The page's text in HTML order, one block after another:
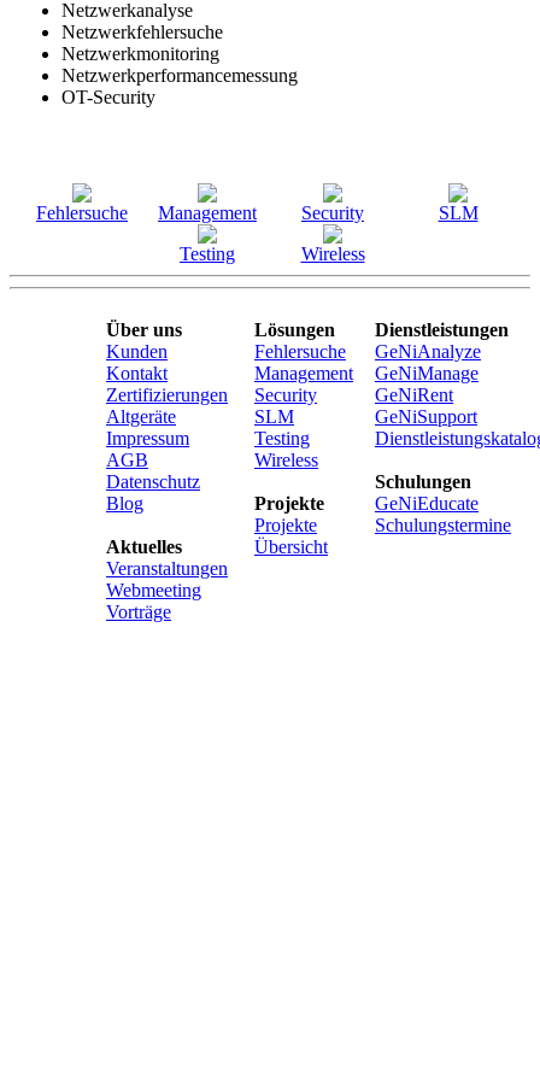
Netzwerkanalyse
Netzwerkfehlersuche
Netzwerkmonitoring
Netzwerkperformancemessung
OT-Security
Fehlersuche Management Security
SLM
Testing
Wireless
Über uns
Kunden
Kontakt
Zertifizierungen
Altgeräte
Impressum
AGB
Datenschutz
Blog
Aktuelles
Veranstaltungen
Webmeeting
Vorträge
Lösungen
Fehlersuche
Management
Security
SLM
Testing
Wireless
Projekte
Projekte
Übersicht
Dienstleistungen
GeNiAnalyze
GeNiManage
GeNiRent
GeNiSupport
Schulungen
GeNiEducate
Schulungstermine